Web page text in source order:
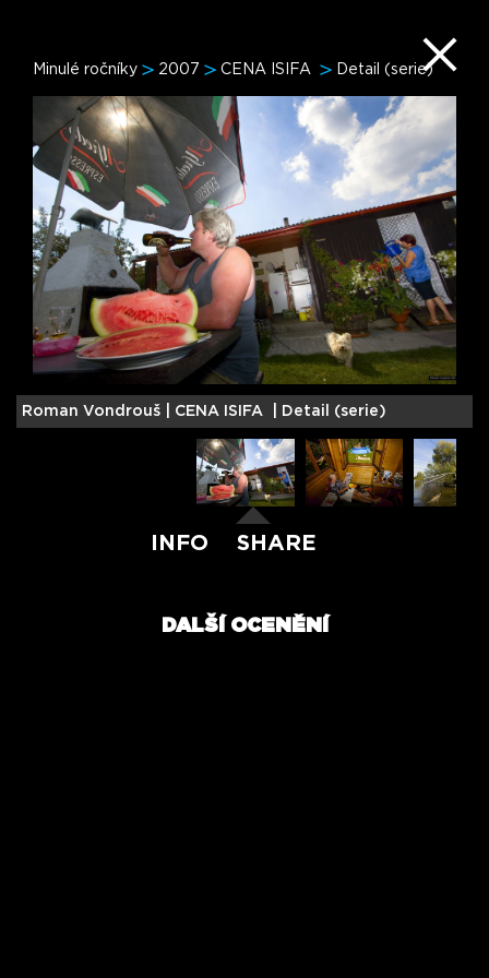
Minulé ročníky 2007 CENA ISIFA Detail (serie)
Roman Vondrouš | CENA ISIFA | Detail (serie)
INFO SHARE
DALŠÍ OCENĚNÍ